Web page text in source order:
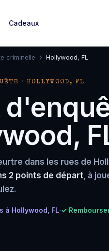
Cadeaux
criminelle › Hollywood, FL
· HOLLYWOOD, FL
dans les rues de
2 points de départ, à
à Hollywood, FL·✓